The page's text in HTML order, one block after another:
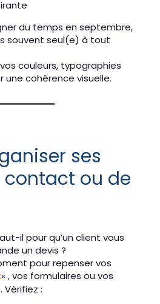
du temps en septembre,
souvent seul(e) à tout
couleurs, typographies
cohérence visuelle.
ses
contact ou de
il pour qu’un client vous
un devis ?
pour repenser vos
« , vos formulaires ou vos
Vérifiez :